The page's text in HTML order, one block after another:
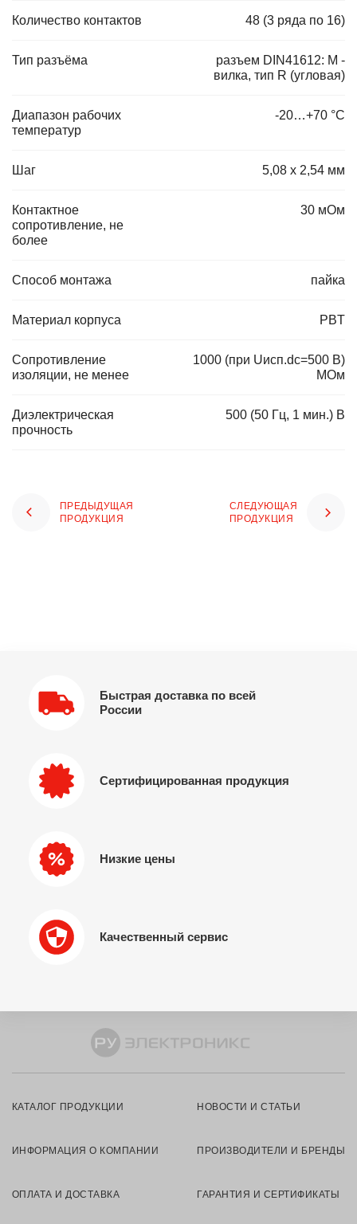
Количество контактов 48 (3 ряда по 16)
Тип разъёма
разъем DIN41612: M -
вилка, тип R (угловая)
Диапазон рабочих
температур
-20…+70 °С
Шаг 5,08 х 2,54 мм
Контактное
сопротивление, не
более
30 мОм
Способ монтажа пайка
Материал корпуса PBT
Сопротивление
изоляции, не менее
1000 (при Uисп.dc=500 В)
МОм
Диэлектрическая
прочность
500 (50 Гц, 1 мин.) В
ПРЕДЫДУЩАЯ
ПРОДУКЦИЯ
СЛЕДУЮЩАЯ
ПРОДУКЦИЯ
Быстрая доставка по всей
России
Сертифицированная продукция
Низкие цены
Качественный сервис
КАТАЛОГ ПРОДУКЦИИ НОВОСТИ И СТАТЬИ
ИНФОРМАЦИЯ О КОМПАНИИ ПРОИЗВОДИТЕЛИ И БРЕНДЫ
ОПЛАТА И ДОСТАВКА ГАРАНТИЯ И СЕРТИФИКАТЫ